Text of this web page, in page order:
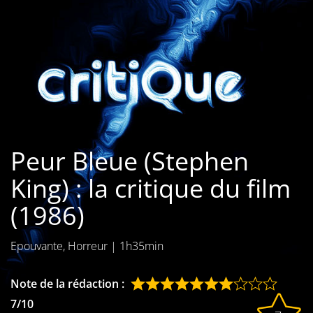
Les films par
Séries
Les films
interdits
Les Dossiers
Les disparus
Les acteurs
Les actrices
Les réalisateurs
Peur Bleue (Stephen
King) : la critique du film
(1986)
Epouvante, Horreur | 1h35min
Note de la rédaction :
7/10